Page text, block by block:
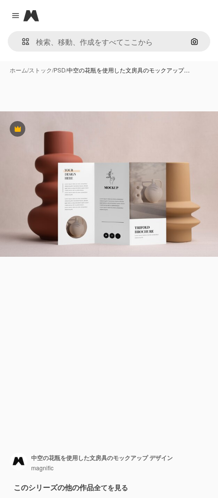
Close menu
Magnific
画像で
ホーム/ストック/PSD/中空の花瓶を使用した文房具のモックアップ…
Premium
中空の花瓶を使用した文房具のモックアップ デザイン
magnific
このシリーズの他の作品全てを見る